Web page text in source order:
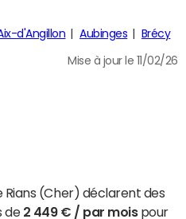
Aix-d'Angillon Aubinges Brécy
Mise à jour le 11/02/26
Rians (Cher) déclarent des
de 2 449 € / par moispour